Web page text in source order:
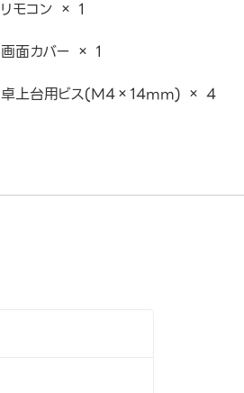
リモコン × 1
画面カバー × 1
卓上台用ビス(M4×14mm) × 4